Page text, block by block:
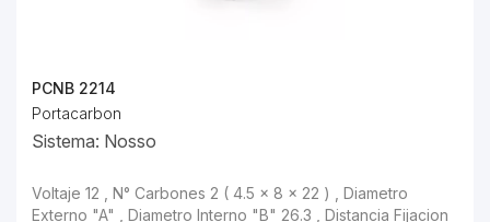
PCNB 2214
Portacarbon
Sistema: Nosso
Voltaje 12 , N° Carbones 2 ( 4.5 x 8 x 22 ) , Diametro
Externo "A" , Diametro Interno "B" 26.3 , Distancia Fijacion